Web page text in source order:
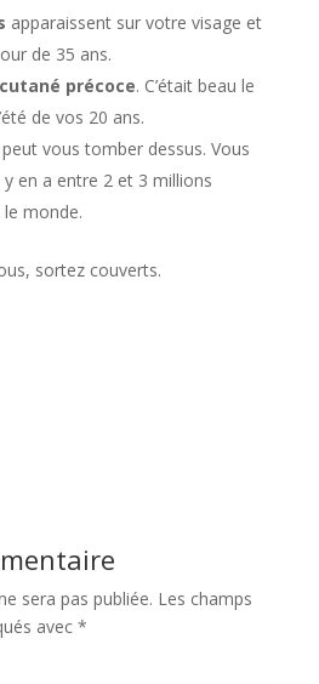
apparaissent sur votre visage et
de 35 ans.
précoce. C’était beau le
de vos 20 ans.
peut vous tomber dessus. Vous
en a entre 2 et 3 millions
monde.
sortez couverts.
sera pas publiée. Les champs
avec *